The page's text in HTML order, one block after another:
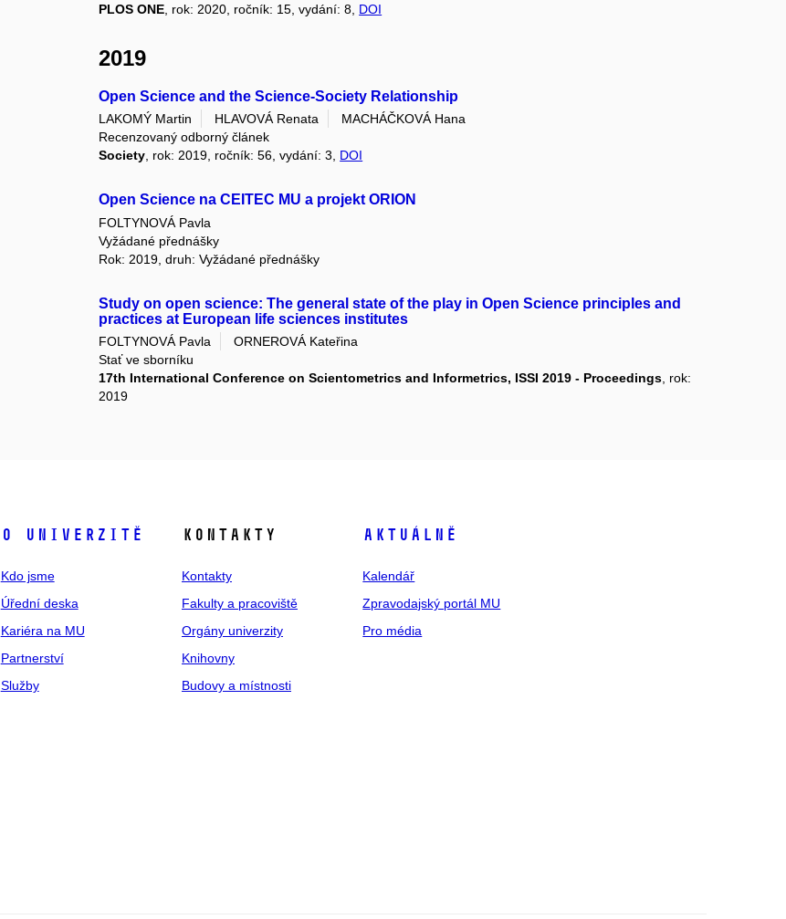
PLOS ONE , rok: 2020, ročník: 15, vydání: 8, DOI
2019
Open Science and the Science-Society Relationship
LAKOMÝ Martin HLAVOVÁ Renata
MACHÁČKOVÁ Hana
Recenzovaný odborný článek
Society, rok: 2019, ročník: 56, vydání: 3, DOI
Open Science na CEITEC MU a projekt ORION
FOLTYNOVÁ Pavla
Vyžádané přednášky
Rok: 2019, druh: Vyžádané přednášky
Study on open science: The general state of the play in Open Science principles and
practices at European life sciences institutes
FOLTYNOVÁ Pavla
ORNEROVÁ Kateřina
Stať ve sborníku
17th International Conference on Scientometrics and Informetrics, ISSI 2019 - Proceedings , rok:
2019
O univerzitě
Kdo jsme
Úřední deska
Kariéra na MU
Partnerství
Služby
Kontakty
Kontakty
Fakulty a pracoviště
Orgány univerzity
Knihovny
Budovy a místnosti
Aktuálně
Kalendář
Zpravodajský portál MU
Pro média